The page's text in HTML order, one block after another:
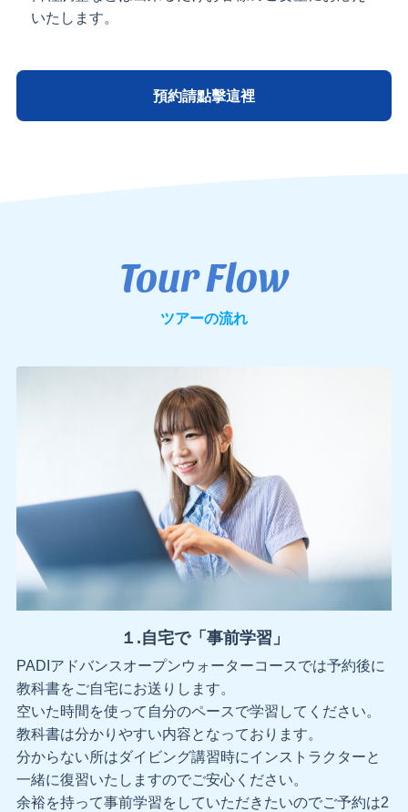
いたします。
預約請點擊這裡
Tour Flow
ツアーの流れ
１.自宅で「事前学習」
PADIアドバンスオープンウォーターコースでは予約後に
教科書をご自宅にお送りします。
空いた時間を使って自分のペースで学習してください。
教科書は分かりやすい内容となっております。
分からない所はダイビング講習時にインストラクターと
一緒に復習いたしますのでご安心ください。
余裕を持って事前学習をしていただきたいのでご予約は2